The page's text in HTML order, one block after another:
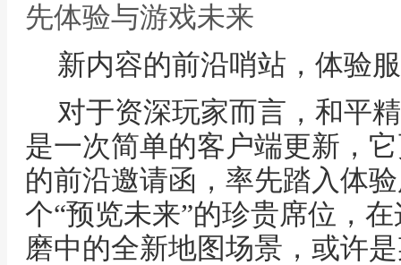
先体验与游戏未来
新内容的前沿哨站，体验
对于资深玩家而言，和平
是一次简单的客户端更新，
的前沿邀请函，率先踏入体
个“预览未来”的珍贵席位，
磨中的全新地图场景，或许